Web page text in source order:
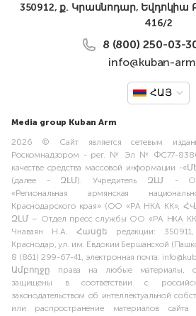
350912, ք. Կրասնոդար, Եվդոկիա
416/2
8 (800) 250-03-
info@kuban-
ՀԱՅ
Media group Kuban Arm
2026 © Сайт является сетевым
Роскомнадзором - рег. № Эл № ФС77-
качестве средства массовой информации
(далее - ԶԼՄ). Учредитель ԶԼՄ -
«Региональная армянская
Краснодарского края» (ОО «РА НКА КК»,
ԶԼՄ – Отдел пресс службы ОО «РА НКА
Чнаваян Н.А. Հասցե редакции: 350911,
Краснодар, ул. им. Евдокии Бершанской
8 (861) 299-67-41, электронная почта:
Ամբողջը права на любые материалы,
защищены в соответствии с
законодательством об интеллектуальной
или распространение материалов